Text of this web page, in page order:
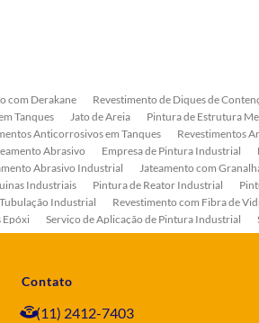
com Derakane Revestimento de Diques de
Tanques Jato de Areia Pintura de Estrutura
Anticorrosivos em Tanques Revestimentos
Abrasivo Empresa de Pintura Industrial
Abrasivo Industrial Jateamento com
Industriais Pintura de Reator Industrial
Industrial Revestimento com Fibra de
Epóxi Serviço de Aplicação de Pintura Industrial
de Bombas Industriais Serviço de Pintura de
Contato
(11) 2412-7403